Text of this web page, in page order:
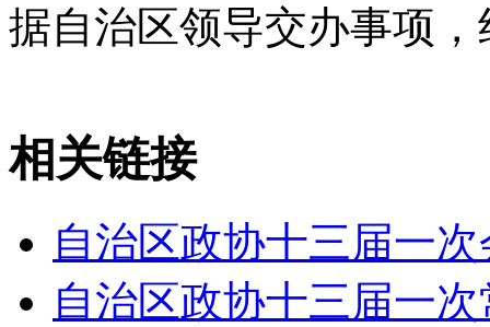
据自治区领导交办事项
相关链接
自治区政协十三届一
自治区政协十三届一